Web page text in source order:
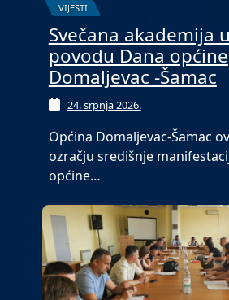
VIJESTI
Svečana akademija u
povodu Dana općine
Domaljevac -Šamac
24. srpnja 2026.
Općina Domaljevac-Šamac
ozračju središnje
općine…